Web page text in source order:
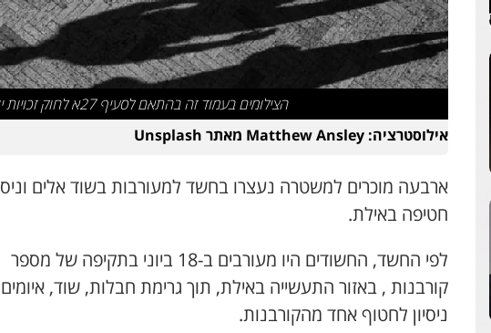
הצילומים בעמוד זה בהתאם לסעיף 27א לחוק זכויות יוצרים
אילוסטרציה: Matthew Ansley מאתר Unsplash
ארבעה מוכרים למשטרה נעצרו בחשד למעורבות בשוד אלים
חטיפה באילת.
לפי החשד, החשודים היו מעורבים ב-18 ביוני בתקיפה של מספר
קורבנות , באזור התעשייה באילת, תוך גרימת חבלות, שוד,
ניסיון לחטוף אחד מהקורבנות.